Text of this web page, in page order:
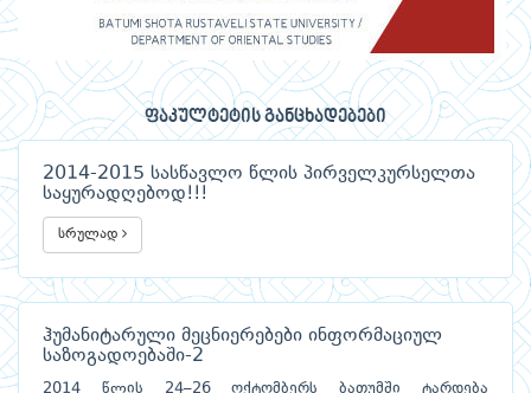
ფაკულტეტის განცხადებები
2014-2015 სასწავლო წლის პირველკურსელთა
საყურადღებოდ!!!
სრულად
ჰუმანიტარული მეცნიერებები ინფორმაციულ
საზოგადოებაში-2
2014 წლის 24–26 ოქტომბერს ბათუმში ტარდება